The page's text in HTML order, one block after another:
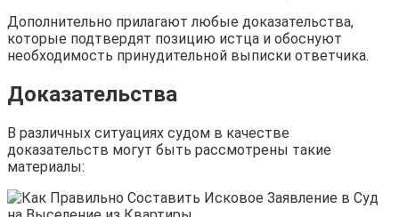
Дополнительно прилагают любые доказательства,
которые подтвердят позицию истца и обоснуют
необходимость принудительной выписки ответчика.
Доказательства
В различных ситуациях судом в качестве
доказательств могут быть рассмотрены такие
материалы: